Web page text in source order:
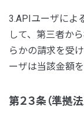
3.APIユーザによ
して、第三者か
らかの請求を受
ーザは当該金額
第２３条（準拠